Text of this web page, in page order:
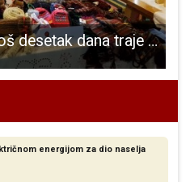
NE ZABORAVITE: Još desetak dana traje natječaj za dobivanje oznake Lika quality
energijom za dio naselja